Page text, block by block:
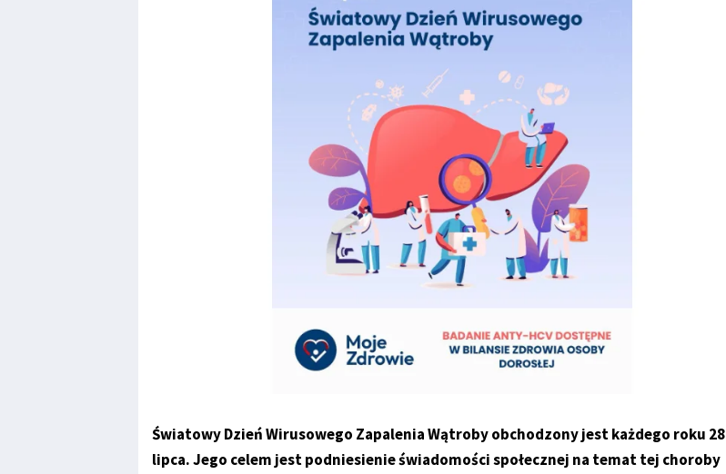
Światowy Dzień Wirusowego Zapalenia Wątroby obchodzony jest każdego roku 28
lipca. Jego celem jest podniesienie świadomości społecznej na temat tej choroby